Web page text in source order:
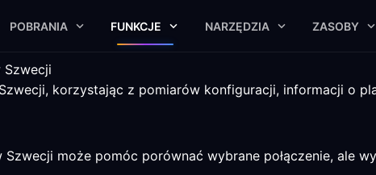
POBRANIA FUNKCJE NARZĘDZIA ZASOBY
Szwecji
korzystając z pomiarów konfiguracji, informacji o
może pomóc porównać wybrane połączenie, ale